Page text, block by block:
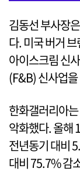
김동선 부사장
다. 미국 버거
아이스크림 신
(F&B) 신사업
한화갤러리아
악화했다. 올해
전년동기 대비
대비 75.7% 감